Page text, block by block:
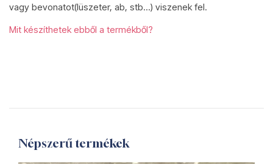
vagy bevonatot(lüszeter, ab, stb...) viszenek fel.
Mit készíthetek ebből a termékből?
Népszerű termékek